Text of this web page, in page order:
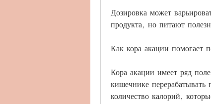
Дозировка может
продукта, но питают
Как кора акации помогает
Кора акации имеет ряд
кишечнике
количество калорий,